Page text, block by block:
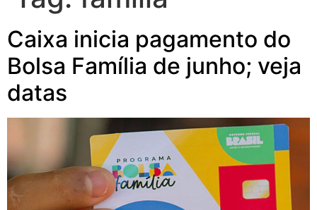
Caixa inicia pagamento do
Bolsa Família de junho; veja
datas